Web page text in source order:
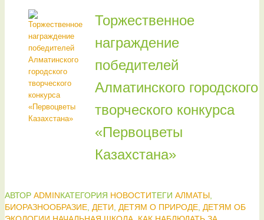
Торжественное
награждение
победителей
Алматинского городского
творческого конкурса
«Первоцветы
Казахстана»
АВТОР ADMINКАТЕГОРИЯ НОВОСТИТЕГИ АЛМАТЫ,
БИОРАЗНООБРАЗИЕ, ДЕТИ, ДЕТЯМ О ПРИРОДЕ, ДЕТЯМ ОБ